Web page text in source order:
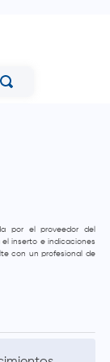
por el proveedor del
inserto e indicaciones
con un profesional de